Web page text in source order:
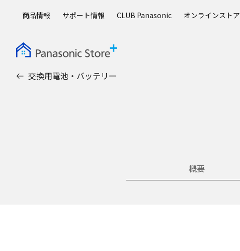
商品情報 サポート情報 CLUB Panasonic オンラインストア
交換用電池・バッテリー
概要